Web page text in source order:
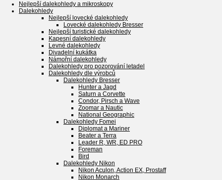
Nejlepší dalekohledy a mikroskopy
Dalekohledy
Nejlepší lovecké dalekohledy
Lovecké dalekohledy Bresser
Nejlepší turistické dalekohledy
Kapesní dalekohledy
Levné dalekohledy
Divadelní kukátka
Námořní dalekohledy
Dalekohledy pro pozorování letadel
Dalekohledy dle výrobců
Dalekohledy Bresser
Hunter a Jagd
Saturn a Corvette
Condor, Pirsch a Wave
Zoomar a Nautic
National Geographic
Dalekohledy Fomei
Diplomat a Mariner
Beater a Terra
Leader R, WR, ED PRO
Foreman
Bird
Dalekohledy Nikon
Nikon Aculon, Action EX, Prostaff
Nikon Monarch